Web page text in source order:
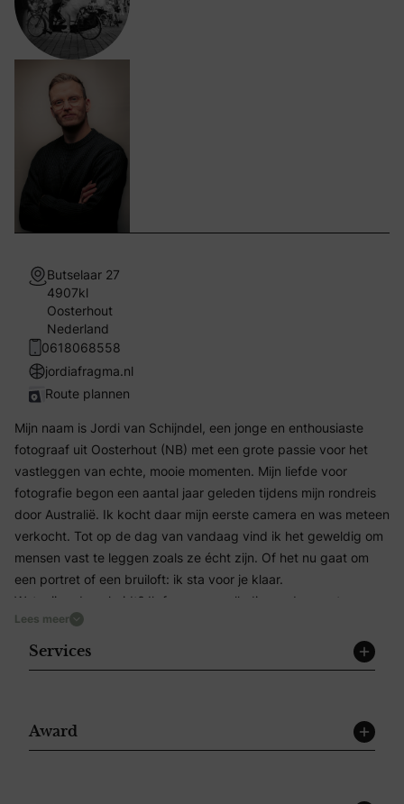
Butselaar 27
4907kl
Oosterhout
Nederland
0618068558
jordiafragma.nl
Route plannen
Mijn naam is Jordi van Schijndel, een jonge en enthousiaste
fotograaf uit Oosterhout (NB) met een grote passie voor het
vastleggen van echte, mooie momenten. Mijn liefde voor
fotografie begon een aantal jaar geleden tijdens mijn rondreis
door Australië. Ik kocht daar mijn eerste camera en was meteen
verkocht. Tot op de dag van vandaag vind ik het geweldig om
mensen vast te leggen zoals ze écht zijn. Of het nu gaat om
een portret of een bruiloft: ik sta voor je klaar.
Wat mij onderscheidt? Ik focus me volledig op de spontane
momenten. Geen geforceerde poses, maar echte emoties en
gebeurtenissen zoals ze vanzelf ontstaan. Een oprechte lach,
een veelzeggende blik of een klein moment tussendoor juist
pure en natuurlijke manier kan vastleggen.
Lees meer
Services
Award